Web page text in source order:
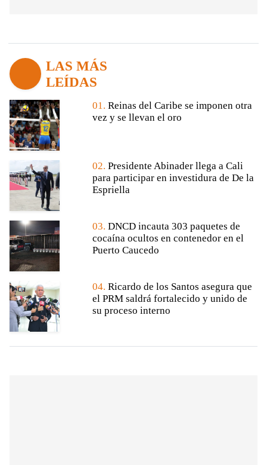
LAS MÁS
LEÍDAS
01. Reinas del Caribe se imponen otra
vez y se llevan el oro
02. Presidente Abinader llega a Cali
para participar en investidura de De la
Espriella
03. DNCD incauta 303 paquetes de
cocaína ocultos en contenedor en el
Puerto Caucedo
04. Ricardo de los Santos asegura que
el PRM saldrá fortalecido y unido de
su proceso interno